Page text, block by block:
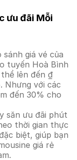
ưu đãi Mỗi
giá vé của
tuyến Hoà Bình
lên đến ₫
Nhưng với các
đến 30% cho
săn ưu đãi phút
thời gian thực
biệt, giúp bạn
giá rẻ